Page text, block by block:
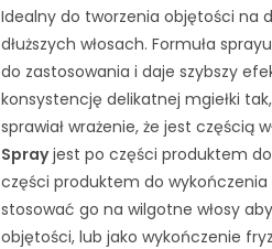
Idealny do tworzenia objętości na
dłuższych włosach. Formuła
do zastosowania i daje szybszy
konsystencję delikatnej mgiełki
sprawiał wrażenie, że jest częścią
Sprayjest po części produktem
części produktem do wykończenia
stosować go na wilgotne włosy
objętości, lub jako wykończenie